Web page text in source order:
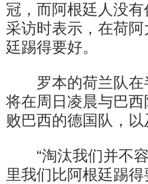
冠，而阿根廷人没
采访时表示，在荷
廷踢得要好。
罗本的荷兰队在
将在周日凌晨与巴
败巴西的德国队，
“淘汰我们并不容
里我们比阿根廷踢